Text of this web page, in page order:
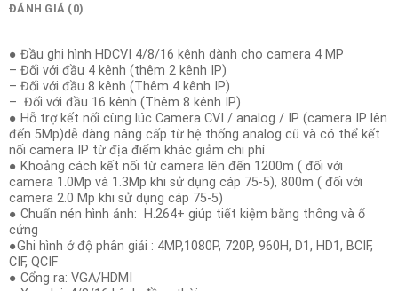
ĐÁNH GIÁ (0)
● Đầu ghi hình HDCVI 4/8/16 kênh dành cho camera 4 MP
– Đối với đầu 4 kênh (thêm 2 kênh IP)
– Đối với đầu 8 kênh (Thêm 4 kênh IP)
– Đối với đầu 16 kênh (Thêm 8 kênh IP)
● Hỗ trợ kết nối cùng lúc Camera CVI / analog / IP (camera IP lên
đến 5Mp)dễ dàng nâng cấp từ hệ thống analog cũ và có thể kết
nối camera IP từ địa điểm khác giảm chi phí
● Khoảng cách kết nối từ camera lên đến 1200m ( đối với
camera 1.0Mp và 1.3Mp khi sử dụng cáp 75-5), 800m ( đối với
camera 2.0 Mp khi sử dụng cáp 75-5)
● Chuẩn nén hình ảnh: H.264+ giúp tiết kiệm băng thông và ổ
cứng
●Ghi hình ở độ phân giải : 4MP,1080P, 720P, 960H, D1, HD1, BCIF,
CIF, QCIF
● Cổng ra: VGA/HDMI